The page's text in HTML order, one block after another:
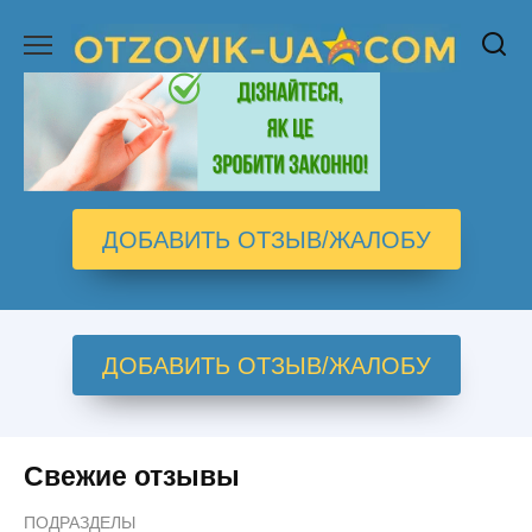
содержанию
ДОБАВИТЬ ОТЗЫВ/ЖАЛОБУ
ДОБАВИТЬ ОТЗЫВ/ЖАЛОБУ
Свежие отзывы
ПОДРАЗДЕЛЫ